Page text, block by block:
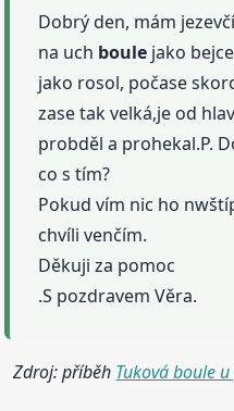
Dobrý den, mám
na uch boule jako
jako rosol, počase
zase tak velká,je od
probděl a prohekal.P.
co s tím?
Pokud vím nic ho
chvíli venčím.
Děkuji za pomoc
.S pozdravem Věra.
Zdroj: příběh Tuková boule